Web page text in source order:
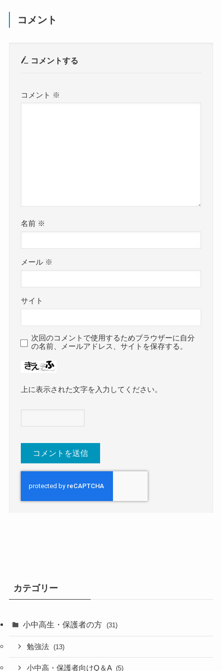
コメント
コメントする
コメント ※
名前 ※
メール ※
サイト
次回のコメントで使用するためブラウザーに自分
の名前、メールアドレス、サイトを保存する。
上に表示された文字を入力してください。
カテゴリー
小中高生・保護者の方 (31)
勉強法 (13)
小中高・保護者向けQ＆A (5)